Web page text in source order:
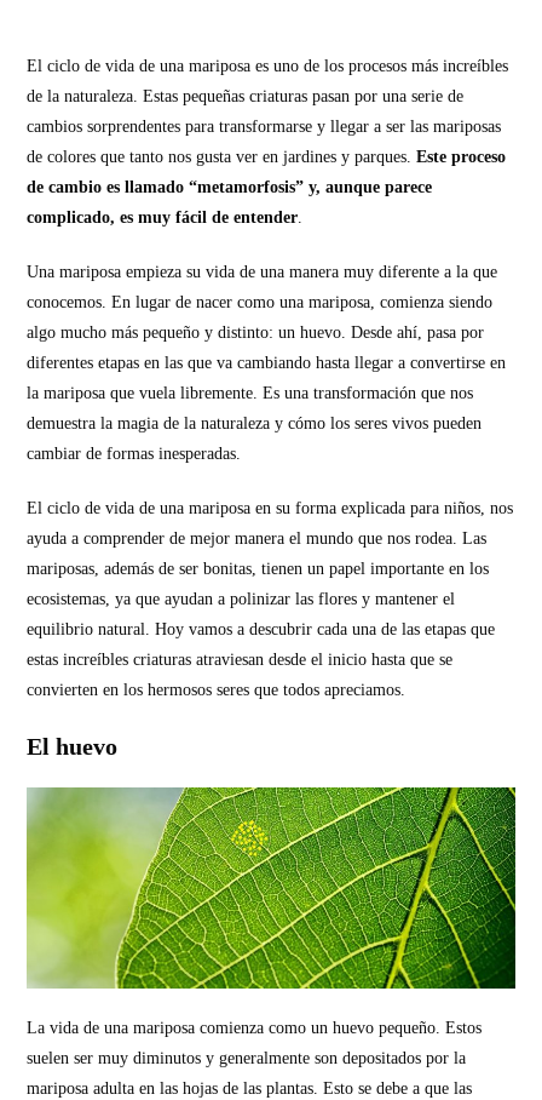
El ciclo de vida de una mariposa es uno de los procesos más increíbles
de la naturaleza. Estas pequeñas criaturas pasan por una serie de
cambios sorprendentes para transformarse y llegar a ser las mariposas
de colores que tanto nos gusta ver en jardines y parques.Este proceso
de cambio es llamado “metamorfosis” y, aunque parece
complicado, es muy fácil de entender.
Una mariposa empieza su vida de una manera muy diferente a la que
conocemos. En lugar de nacer como una mariposa, comienza siendo
algo mucho más pequeño y distinto: un huevo. Desde ahí, pasa por
diferentes etapas en las que va cambiando hasta llegar a convertirse en
la mariposa que vuela libremente. Es una transformación que nos
demuestra la magia de la naturaleza y cómo los seres vivos pueden
cambiar de formas inesperadas.
El ciclo de vida de una mariposa en su forma explicada para niños, nos
ayuda a comprender de mejor manera el mundo que nos rodea. Las
mariposas, además de ser bonitas, tienen un papel importante en los
ecosistemas, ya que ayudan a polinizar las flores y mantener el
equilibrio natural. Hoy vamos a descubrir cada una de las etapas que
estas increíbles criaturas atraviesan desde el inicio hasta que se
convierten en los hermosos seres que todos apreciamos.
El huevo
La vida de una mariposa comienza como un huevo pequeño. Estos
suelen ser muy diminutos y generalmente son depositados por la
mariposa adulta en las hojas de las plantas. Esto se debe a que las